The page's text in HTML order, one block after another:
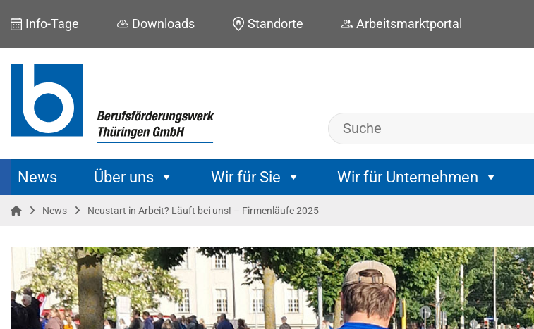
Info-Tage Downloads Standorte Arbeitsmarktportal
News Über uns Wir für Sie Wir für Unternehmen
News Neustart in Arbeit? Läuft bei uns! – Firmenläufe 2025